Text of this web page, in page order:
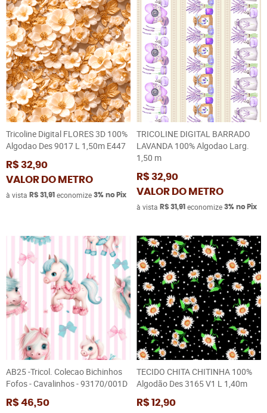
Tricoline Digital FLORES 3D 100%
Algodao Des 9017 L 1,50m E447
R$ 32,90
VALOR DO METRO
à vista R$ 31,91 economize 3% no Pix
TRICOLINE DIGITAL BARRADO
LAVANDA 100% Algodao Larg.
1,50 m
R$ 32,90
VALOR DO METRO
à vista R$ 31,91 economize 3% no Pix
AB25 -Tricol. Colecao Bichinhos
Fofos - Cavalinhos - 93170/001D
R$ 46,50
TECIDO CHITA CHITINHA 100%
Algodão Des 3165 V1 L 1,40m
R$ 12,90